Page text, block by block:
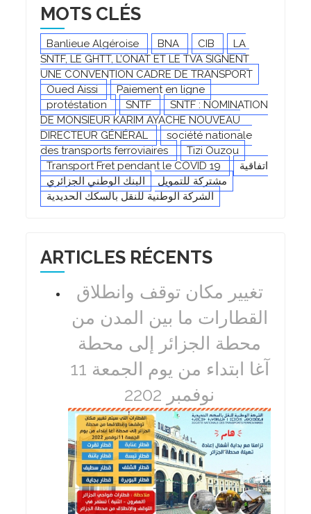
MOTS CLÉS
Banlieue Algéroise BNA CIB
LA
SNTF, LE GHTT, L’ONAT ET LE TVA SIGNENT
UNE CONVENTION CADRE DE TRANSPORT
Oued Aissi
Paiement en ligne
protéstation
SNTF
SNTF : NOMINATION
DE MONSIEUR KARIM AYACHE NOUVEAU
DIRECTEUR GÉNÉRAL
société nationale
des transports ferroviaires
Tizi Ouzou
Transport Fret pendant le COVID 19
اتفاقية
مشتركة للتمويل
البنك الوطني الجزائري
الشركة الوطنية للنقل بالسكك الحديدية
ARTICLES RÉCENTS
تغيير مكان توقف وانطلاق
القطارات ما بين المدن من
محطة الجزائر إلى محطة
آغا ابتداء من يوم الجمعة 11
نوفمبر 2202